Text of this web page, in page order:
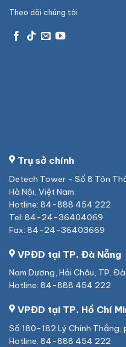
Theo dõi chúng tôi
Trụ sở chính
Detech Tower - Số 8 Tôn
Hà Nội, Việt Nam
Hotline: 84-888 454 222
Tel: 84-24-36404069
Fax: 84-24-36403669
VPĐD tại TP. Đà Nẵng
Nam Dương, Hải Châu, TP.
Hotline: 84-888 454 222
VPĐD tại TP. Hồ Chí
Số 180-182 Lý Chính Thắng,
Hotline: 84-888 454 222